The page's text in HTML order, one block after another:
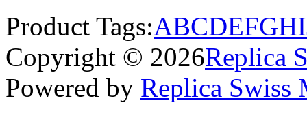
Product Tags:ABCDEFGHI
Copyright © 2026Replica
Powered by Replica Swiss